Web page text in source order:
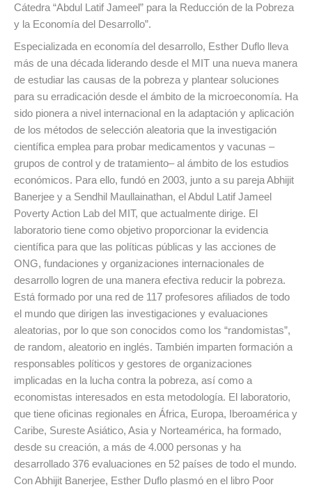
Cátedra “Abdul Latif Jameel” para la Reducción de la Pobreza
y la Economía del Desarrollo”.
Especializada en economía del desarrollo, Esther Duflo lleva
más de una década liderando desde el MIT una nueva manera
de estudiar las causas de la pobreza y plantear soluciones
para su erradicación desde el ámbito de la microeconomía. Ha
sido pionera a nivel internacional en la adaptación y aplicación
de los métodos de selección aleatoria que la investigación
científica emplea para probar medicamentos y vacunas –
grupos de control y de tratamiento– al ámbito de los estudios
económicos. Para ello, fundó en 2003, junto a su pareja Abhijit
Banerjee y a Sendhil Maullainathan, el Abdul Latif Jameel
Poverty Action Lab del MIT, que actualmente dirige. El
laboratorio tiene como objetivo proporcionar la evidencia
científica para que las políticas públicas y las acciones de
ONG, fundaciones y organizaciones internacionales de
desarrollo logren de una manera efectiva reducir la pobreza.
Está formado por una red de 117 profesores afiliados de todo
el mundo que dirigen las investigaciones y evaluaciones
aleatorias, por lo que son conocidos como los “randomistas”,
de random, aleatorio en inglés. También imparten formación a
responsables políticos y gestores de organizaciones
implicadas en la lucha contra la pobreza, así como a
economistas interesados en esta metodología. El laboratorio,
que tiene oficinas regionales en África, Europa, Iberoamérica y
Caribe, Sureste Asiático, Asia y Norteamérica, ha formado,
desde su creación, a más de 4.000 personas y ha
desarrollado 376 evaluaciones en 52 países de todo el mundo.
Con Abhijit Banerjee, Esther Duflo plasmó en el libro Poor